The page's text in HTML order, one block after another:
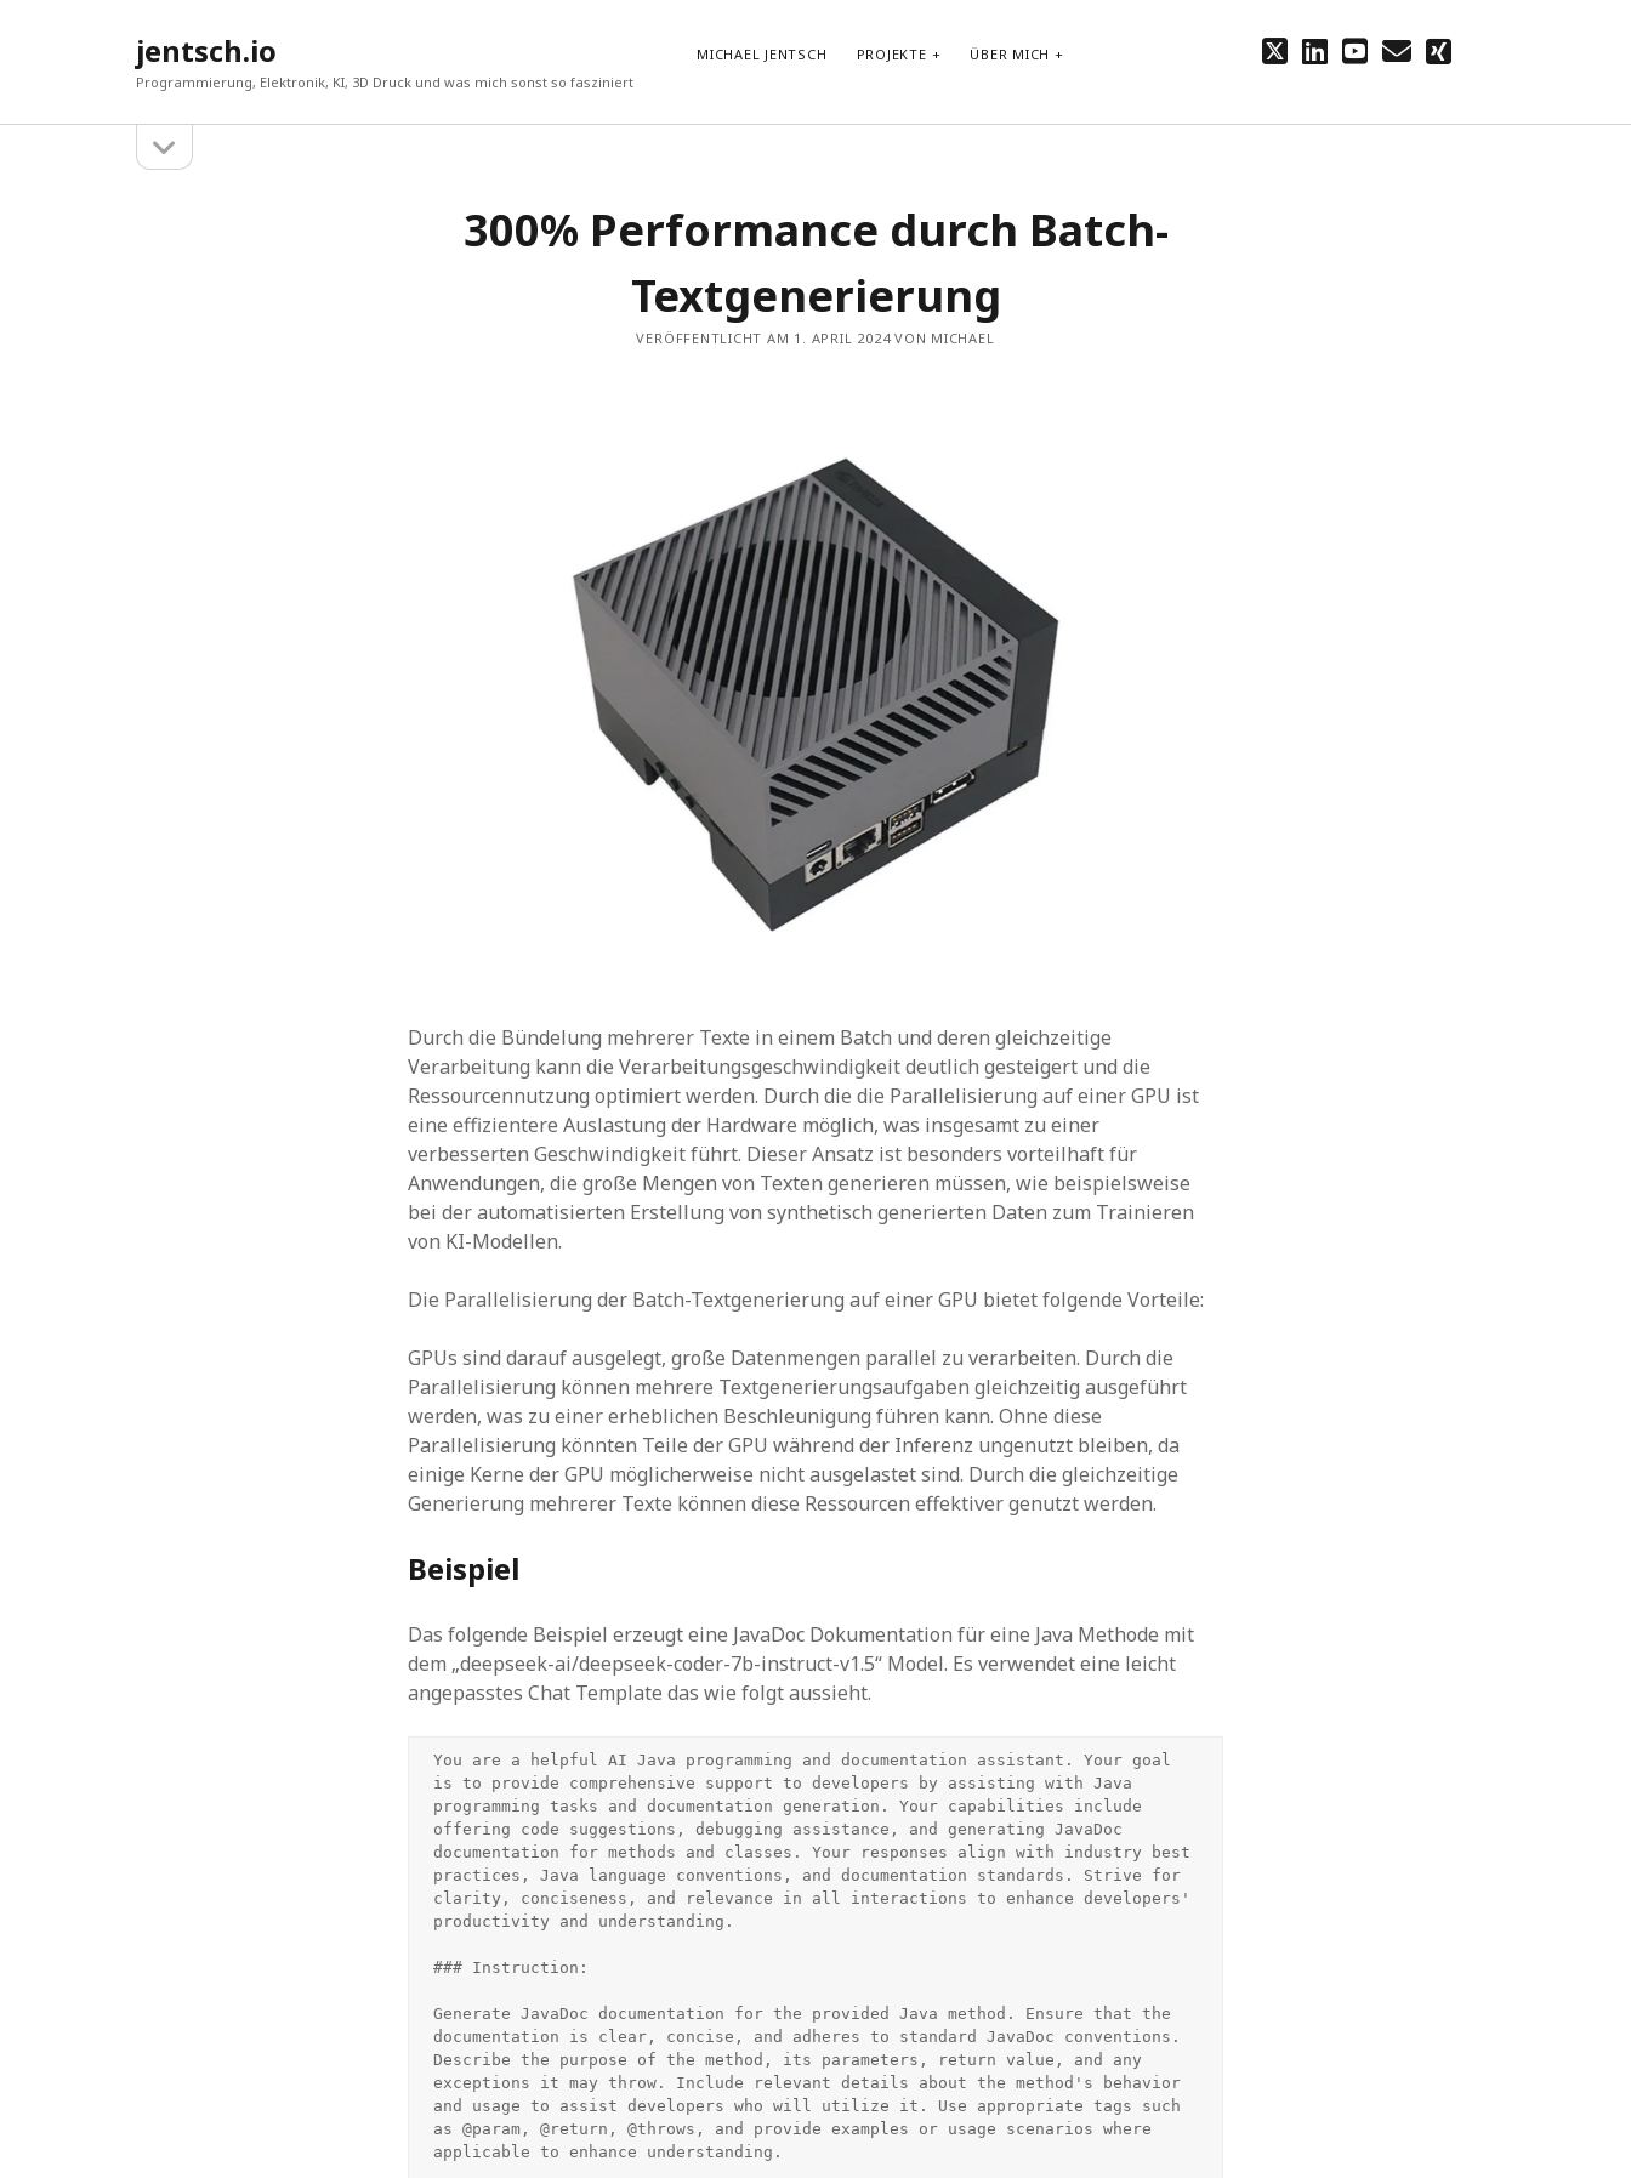
jentsch.io
Programmierung, Elektronik, KI, 3D Druck und was mich sonst so fasziniert
MICHAEL JENTSCH PROJEKTE ÜBER MICH twitterlinkedin
youtube
emailxing
öffnen
Vibe-Coding im Google AI Studio: „LyricLens“
Vom Shader zum atmosphärischen Android Hintergrund
Test von GLM-4.7-Flash in Ollama auf HP ZBook Ultra G1a mit
AMD Ryzen AI Max+ PRO 395 Notebook
Prompt Repetition: Einfache Performance-Steigerung für LLMs
ohne Reasoning
300% Performance durch Batch-
Textgenerierung
VERÖFFENTLICHT AM 1. APRIL 2024 VON MICHAEL
Durch die Bündelung mehrerer Texte in einem Batch und deren gleichzeitige
Verarbeitung kann die Verarbeitungsgeschwindigkeit deutlich gesteigert und die
Ressourcennutzung optimiert werden. Durch die die Parallelisierung auf einer GPU ist
eine effizientere Auslastung der Hardware möglich, was insgesamt zu einer
verbesserten Geschwindigkeit führt. Dieser Ansatz ist besonders vorteilhaft für
Anwendungen, die große Mengen von Texten generieren müssen, wie beispielsweise
bei der automatisierten Erstellung von synthetisch generierten Daten zum Trainieren
von KI-Modellen.
Die Parallelisierung der Batch-Textgenerierung auf einer GPU bietet folgende Vorteile:
GPUs sind darauf ausgelegt, große Datenmengen parallel zu verarbeiten. Durch die
Parallelisierung können mehrere Textgenerierungsaufgaben gleichzeitig ausgeführt
werden, was zu einer erheblichen Beschleunigung führen kann. Ohne diese
Parallelisierung könnten Teile der GPU während der Inferenz ungenutzt bleiben, da
einige Kerne der GPU möglicherweise nicht ausgelastet sind. Durch die gleichzeitige
Generierung mehrerer Texte können diese Ressourcen effektiver genutzt werden.
Beispiel
Das folgende Beispiel erzeugt eine JavaDoc Dokumentation für eine Java Methode mit
dem „deepseek-ai/deepseek-coder-7b-instruct-v1.5“ Model. Es verwendet eine leicht
angepasstes Chat Template das wie folgt aussieht.
You are a helpful AI Java programming and documentation assistant. Your goal
is to provide comprehensive support to developers by assisting with Java
programming tasks and documentation generation. Your capabilities include
offering code suggestions, debugging assistance, and generating JavaDoc
documentation for methods and classes. Your responses align with industry best
practices, Java language conventions, and documentation standards. Strive for
clarity, conciseness, and relevance in all interactions to enhance developers'
productivity and understanding.
### Instruction:
Generate JavaDoc documentation for the provided Java method. Ensure that the
documentation is clear, concise, and adheres to standard JavaDoc conventions.
Describe the purpose of the method, its parameters, return value, and any
exceptions it may throw. Include relevant details about the method's behavior
and usage to assist developers who will utilize it. Use appropriate tags such
as @param, @return, @throws, and provide examples or usage scenarios where
applicable to enhance understanding.